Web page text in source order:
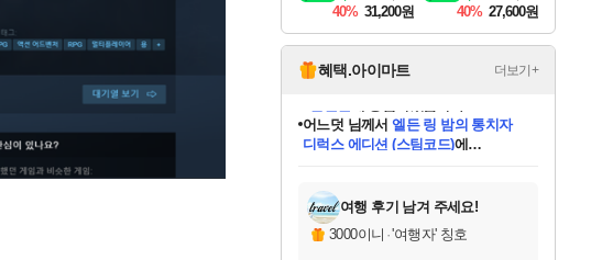
Solo Leveling Arise
Overdrive Deluxe Edi
tion
40% 31,200원
rise
40% 27,600원
혜택.아이마트 더보기+
당첨되셨습니다.
당첨되셨습니다.
어느덧 님께서엘든 링 밤의 통치자
디럭스 에디션 (스팀코드)에
당첨되셨습니다.
에디션 (스팀코드) 를 교환.
당첨되셨습니다.
당첨되셨습니다.
당첨되셨습니다.
당첨되셨습니다.
여행 후기 남겨 주세요!
3000이니 ·'여행자' 칭호